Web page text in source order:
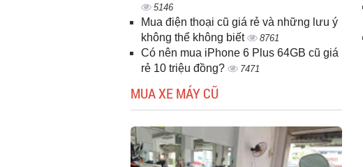
5146
Mua điện thoại cũ giá rẻ và những lưu ý
không thể không biết
8761
Có nên mua iPhone 6 Plus 64GB cũ giá
rẻ 10 triệu đồng?
7471
MUA XE MÁY CŨ